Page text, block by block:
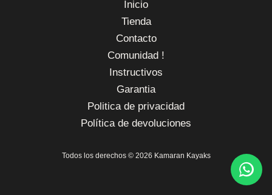
Inicio
Tienda
Contacto
Comunidad !
Instructivos
Garantia
Politica de privacidad
Política de devoluciones
Todos los derechos © 2026 Kamaran Kayaks